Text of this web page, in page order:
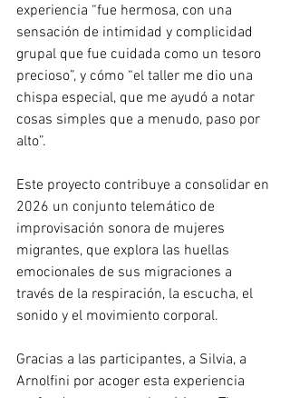
experiencia “fue hermosa, con una
sensación de intimidad y complicidad
grupal que fue cuidada como un tesoro
precioso”, y cómo “el taller me dio una
chispa especial, que me ayudó a notar
cosas simples que a menudo, paso por
alto”.
Este proyecto contribuye a consolidar en
2026 un conjunto telemático de
improvisación sonora de mujeres
migrantes, que explora las huellas
emocionales de sus migraciones a
través de la respiración, la escucha, el
sonido y el movimiento corporal.
Gracias a las participantes, a Silvia, a
Arnolfini por acoger esta experiencia